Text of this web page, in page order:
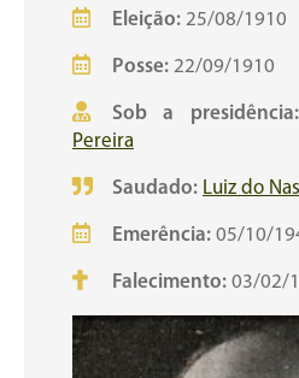
Eleição: 25/08/1910
Posse: 22/09/1910
Sob a presidência:
Pereira
Saudado: Luiz do
Emerência: 05/10/
Falecimento: 03/02/